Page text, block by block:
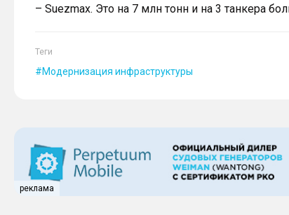
– Suezmax. Это на 7 млн тонн и на 3 танкера
Теги
Модернизация инфраструктуры
реклама